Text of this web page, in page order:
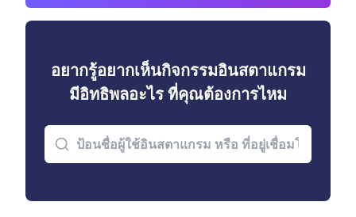
อยากรู้อยากเห็นกิจกรรมอินสตาแกรม
มีอิทธิพลอะไร ที่คุณต้องการไหม